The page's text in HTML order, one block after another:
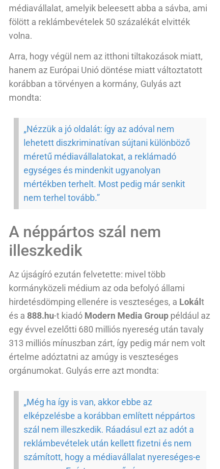
médiavállalat, amelyik beleesett abba a sávba, ami
fölött a reklámbevételek 50 százalékát elvitték
volna.
Arra, hogy végül nem az itthoni tiltakozások miatt,
hanem az Európai Unió döntése miatt változtatott
korábban a törvényen a kormány, Gulyás azt
mondta:
„Nézzük a jó oldalát: így az adóval nem
lehetett diszkriminatívan sújtani különböző
méretű médiavállalatokat, a reklámadó
egységes és mindenkit ugyanolyan
mértékben terhelt. Most pedig már senkit
nem terhel tovább.”
A néppártos szál nem
illeszkedik
Az újságíró ezután felvetette: mivel több
kormányközeli médium az oda befolyó állami
hirdetésdömping ellenére is veszteséges, a Lokál t
és a 888.hu-t kiadó Modern Media Group például az
egy évvel ezelőtti 680 milliós nyereség után tavaly
313 milliós mínuszban zárt, így pedig már nem volt
értelme adóztatni az amúgy is veszteséges
orgánumokat. Gulyás erre azt mondta:
„Még ha így is van, akkor ebbe az
elképzelésbe a korábban említett néppártos
szál nem illeszkedik. Ráadásul ezt az adót a
reklámbevételek után kellett fizetni és nem
számított, hogy a médiavállalat nyereséges-e